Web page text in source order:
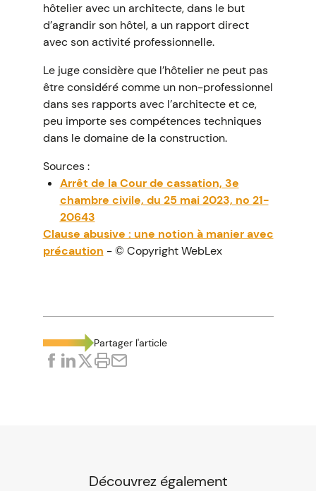
hôtelier avec un architecte, dans le but
d’agrandir son hôtel, a un rapport direct
avec son activité professionnelle.
Le juge considère que l’hôtelier ne peut pas
être considéré comme un non-professionnel
dans ses rapports avec l’architecte et ce,
peu importe ses compétences techniques
dans le domaine de la construction.
Sources :
Arrêt de la Cour de cassation, 3e
chambre civile, du 25 mai 2023, no 21-
20643
Clause abusive : une notion à manier avec
précaution - © Copyright WebLex
Partager l'article
Découvrez également